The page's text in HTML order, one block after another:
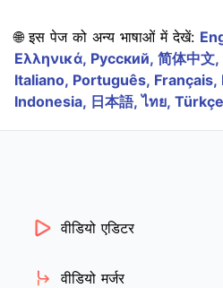
🌐 इस पेज को अन्य भाषाओं में देखें:
Ελληνικά, Русский, 简体中文,
Italiano, Português, Français,
Indonesia, 日本語,ไทย, Türkçe
वीडियो एडिटर
वीडियो मर्जर